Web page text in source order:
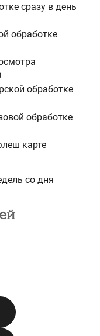
сразу в день
обработке
обработке
обработке
карте
со дня